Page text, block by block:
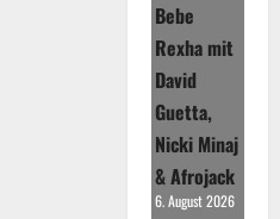
Bebe
Rexha mit
David
Guetta,
Nicki Minaj
& Afrojack
6. August 2026